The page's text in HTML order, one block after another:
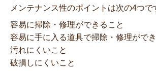
メンテナンス性のポイントは次の4つで
容易に掃除・修理ができること
容易に手に入る道具で掃除・修理がで
汚れにくいこと
破損しにくいこと